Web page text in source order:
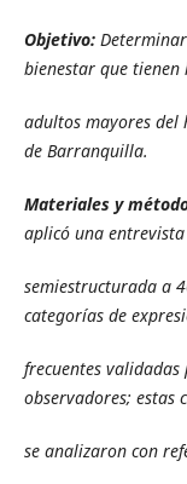
Objetivo:
bienestar que tienen
adultos mayores del
de Barranquilla.
Materiales y
aplicó una entrevista
semiestructurada a
categorías de
frecuentes
observadores; estas
se analizaron con